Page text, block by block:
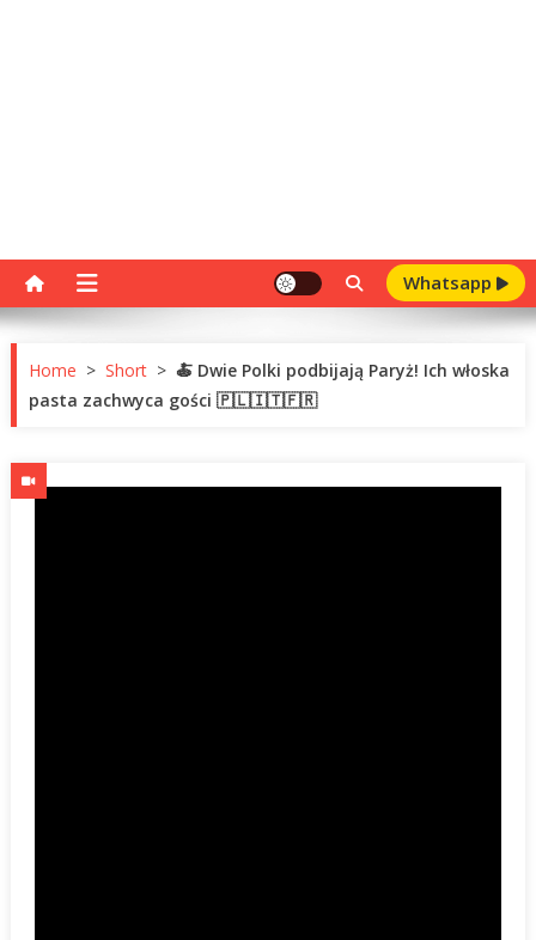
Whatsapp
Home > Short > 🍝 Dwie Polki podbijają Paryż! Ich włoska
pasta zachwyca gości 🇵🇱🇮🇹🇫🇷